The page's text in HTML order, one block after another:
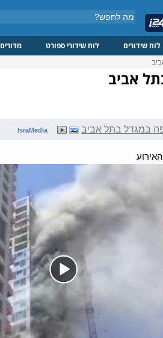
לוח שידורים לוח שידורי ספורט מדורים
אביב
במגדל בתל אביב IsraMedia